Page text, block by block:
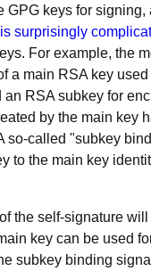
GPG keys for signing,
is surprisingly
For example, the
a main RSA key
RSA subkey for
by the main key
so-called "subkey
to the main key
of the self-signature
key can be used
subkey binding